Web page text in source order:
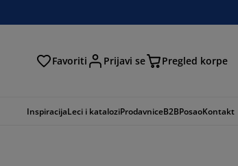
Favoriti Prijavi se Pregled korpe
InspiracijaLeci i kataloziProdavniceB2BPosaoKontakt